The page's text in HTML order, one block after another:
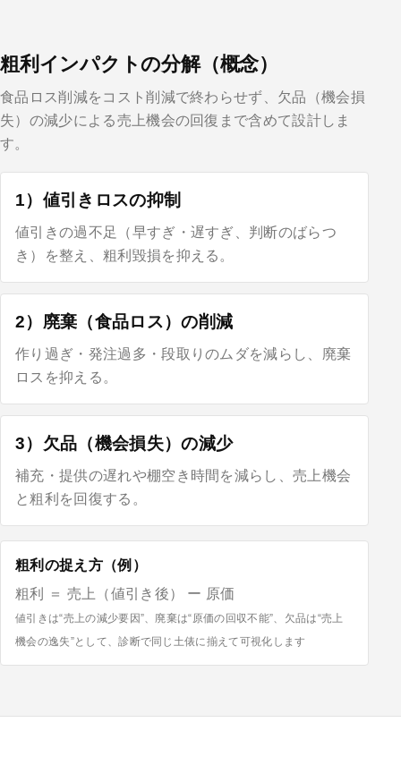
粗利インパクトの分解（概念）
食品ロス削減をコスト削減で終わらせず、欠品（機会損
失）の減少による売上機会の回復まで含めて設計しま
す。
1）値引きロスの抑制
値引きの過不足（早すぎ・遅すぎ、判断のばらつ
き）を整え、粗利毀損を抑える。
2）廃棄（食品ロス）の削減
作り過ぎ・発注過多・段取りのムダを減らし、廃棄
ロスを抑える。
3）欠品（機会損失）の減少
補充・提供の遅れや棚空き時間を減らし、売上機会
と粗利を回復する。
粗利の捉え方（例）
粗利 ＝ 売上（値引き後） ー 原価
値引きは“売上の減少要因”、廃棄は“原価の回収不能”、欠品は“売上
機会の逸失”として、診断で同じ土俵に揃えて可視化します